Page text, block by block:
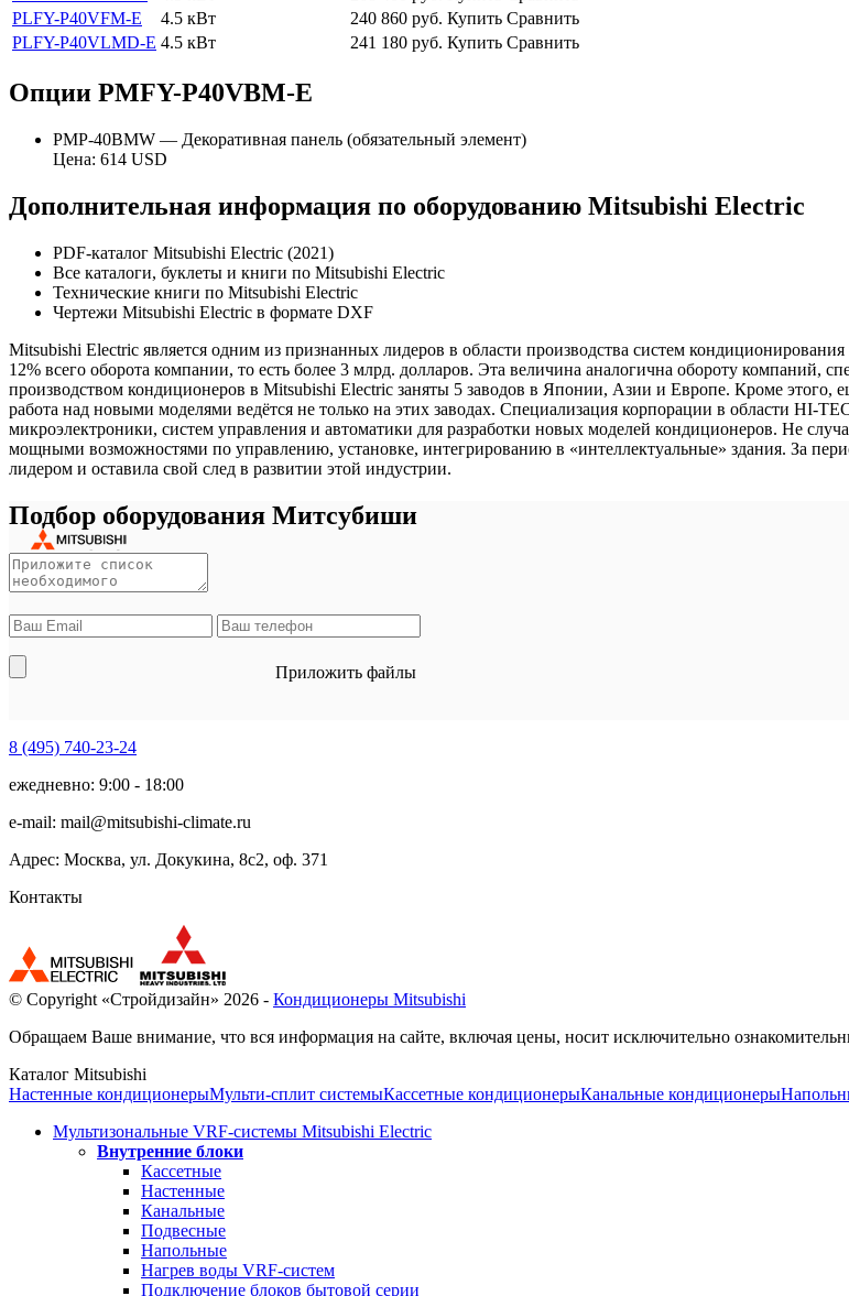
PLFY-P40VFM-E
4.5 кВт 240 860 руб. Купить Сравнить
PLFY-P40VLMD-E 4.5 кВт 241 180 руб. Купить Сравнить
Опции PMFY-P40VBM-E
PMP-40BMW — Декоративная панель (обязательный элемент)
Цена: 614 USD
Дополнительная информация по оборудованию Mitsubishi Electric
PDF-каталог Mitsubishi Electric (2021)
Все каталоги, буклеты и книги по Mitsubishi Electric
Технические книги по Mitsubishi Electric
Чертежи Mitsubishi Electric в формате DXF
Mitsubishi Electric является одним из признанных лидеров в области производства систем
12% всего оборота компании, то есть более 3 млрд. долларов. Эта величина аналогична обороту
производством кондиционеров в Mitsubishi Electric заняты 5 заводов в Японии, Азии и Европе. Кроме этого,
работа над новыми моделями ведётся не только на этих заводах. Специализация корпорации в области HI-
микроэлектроники, систем управления и автоматики для разработки новых моделей кондиционеров. Не
мощными возможностями по управлению, установке, интегрированию в «интеллектуальные» здания. За
лидером и оставила свой след в развитии этой индустрии.
Подбор оборудования Митсубиши
Приложить файлы
8 (495) 740-23-24
ежедневно: 9:00 - 18:00
e-mail: mail@mitsubishi-climate.ru
Адрес: Москва, ул. Докукина, 8с2, оф. 371
Контакты
© Copyright «Стройдизайн» 2026 - Кондиционеры Mitsubishi
Обращаем Ваше внимание, что вся информация на сайте, включая цены, носит исключительно
Каталог Mitsubishi
Настенные кондиционерыМульти-сплит системыКассетные кондиционерыКанальные кондиционеры
Мультизональные VRF-системы Mitsubishi Electric
Внутренние блоки
Кассетные
Настенные
Канальные
Подвесные
Напольные
Нагрев воды VRF-систем
Подключение блоков бытовой серии